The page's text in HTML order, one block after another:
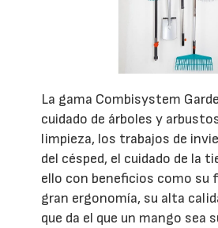
La gama Combisystem
cuidado de árboles y
limpieza, los trabajos de
del césped, el cuidado de la
ello con beneficios como su
gran ergonomía, su alta
que da el que un mango sea